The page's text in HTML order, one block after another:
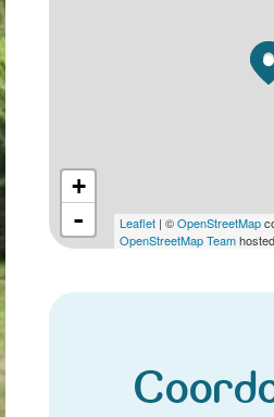
+
- Leaflet | ©OpenStreetMap
OpenStreetMap Team